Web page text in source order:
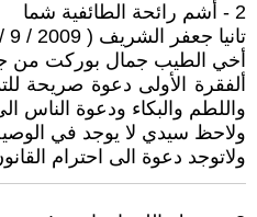
2 - أشم رائحة الطائفية شما
تانيا جعفر الشريف ( 2009 / 9 / 16 - 15:23 )
أخي الطيب جمال بوركت من
ألفقرة الأولى دعوة
واللطم والبكاء ودعوة الناس
ولاحظ سيدي لا يوجد في
ولاتوجد دعوة الى احترام